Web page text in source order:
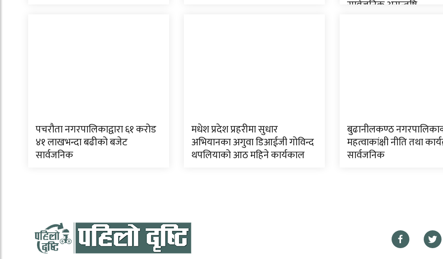
सार्वजनिक असन्तुष्टि
पचरौता नगरपालिकाद्वारा ६१ करोड
४१ लाखभन्दा बढीको बजेट
सार्वजनिक
मधेश प्रदेश प्रहरीमा सुधार
अभियानका अगुवा डिआईजी गोविन्द
थपलियाको आठ महिने कार्यकाल
बुढानीलकण्ठ
महत्वाकांक्षी नीति तथा
सार्वजनिक